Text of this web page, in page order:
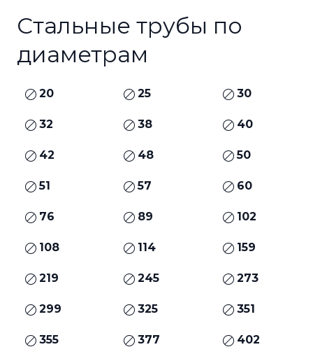
Стальные трубы по
диаметрам
20 25 30
32 38 40
42 48 50
51 57 60
76 89 102
108 114 159
219 245 273
299 325 351
355 377 402